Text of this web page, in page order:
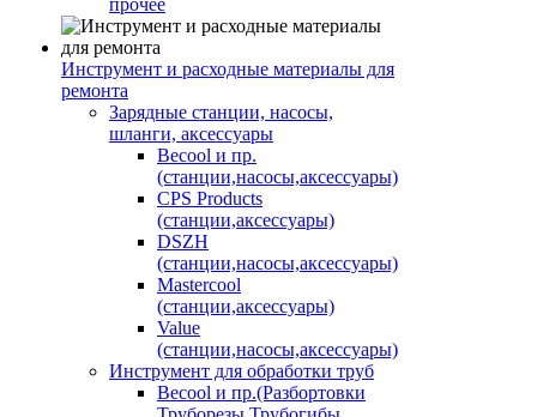
прочее
Инструмент и расходные материалы для
ремонта
Зарядные станции, насосы,
шланги, аксессуары
Becool и пр.
(станции,насосы,аксессуары)
CPS Products
(станции,аксессуары)
DSZH
(станции,насосы,аксессуары)
Mastercool
(станции,аксессуары)
Value
(станции,насосы,аксессуары)
Инструмент для обработки труб
Becool и пр.(Разбортовки